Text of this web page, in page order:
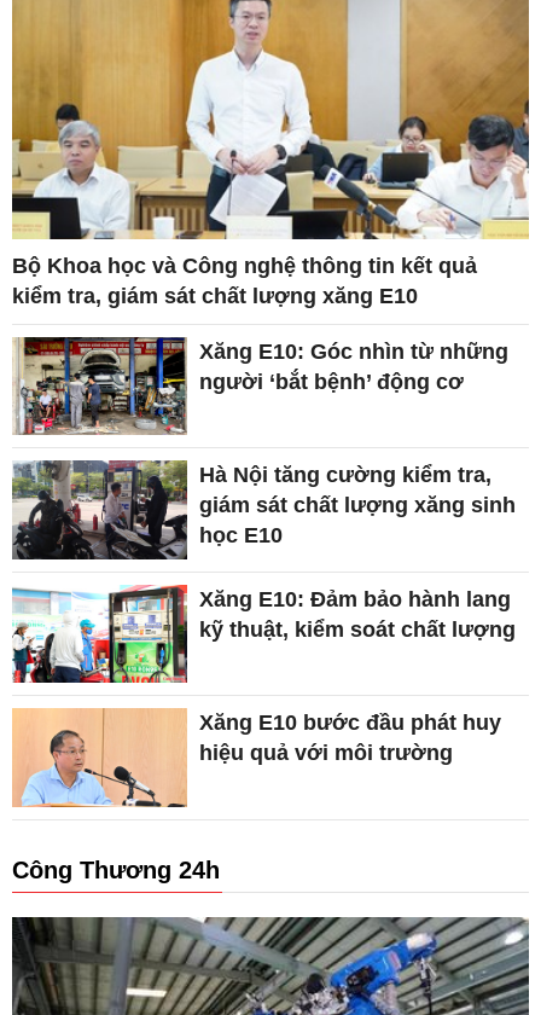
Bộ Khoa học và Công nghệ thông tin kết quả
kiểm tra, giám sát chất lượng xăng E10
Xăng E10: Góc nhìn từ những
người ‘bắt bệnh’ động cơ
Hà Nội tăng cường kiểm tra,
giám sát chất lượng xăng sinh
học E10
Xăng E10: Đảm bảo hành lang
kỹ thuật, kiểm soát chất lượng
Xăng E10 bước đầu phát huy
hiệu quả với môi trường
Công Thương 24h